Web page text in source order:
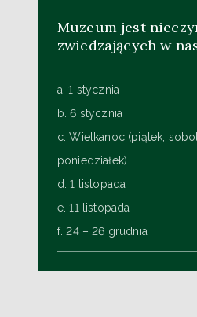
Muzeum jest
zwiedzających w
a. 1 stycznia
b. 6 stycznia
c. Wielkanoc (piątek,
poniedziałek)
d. 1 listopada
e. 11 listopada
f. 24 – 26 grudnia